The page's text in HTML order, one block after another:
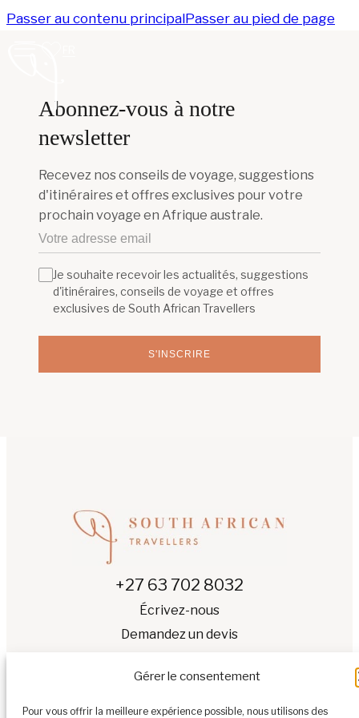
Gérer le consentement
Pour vous offrir la meilleure expérience possible, nous utilisons des
Passer au contenu principalPasser au pied de page
Abonnez-vous à notre
newsletter
Recevez nos conseils de voyage, suggestions
d'itinéraires et offres exclusives pour votre
prochain voyage en Afrique australe.
S'INSCRIRE
Je souhaite recevoir les actualités, suggestions
d'itinéraires, conseils de voyage et offres
exclusives de South African Travellers
+27 63 702 8032
Écrivez-nous
Demandez un devis